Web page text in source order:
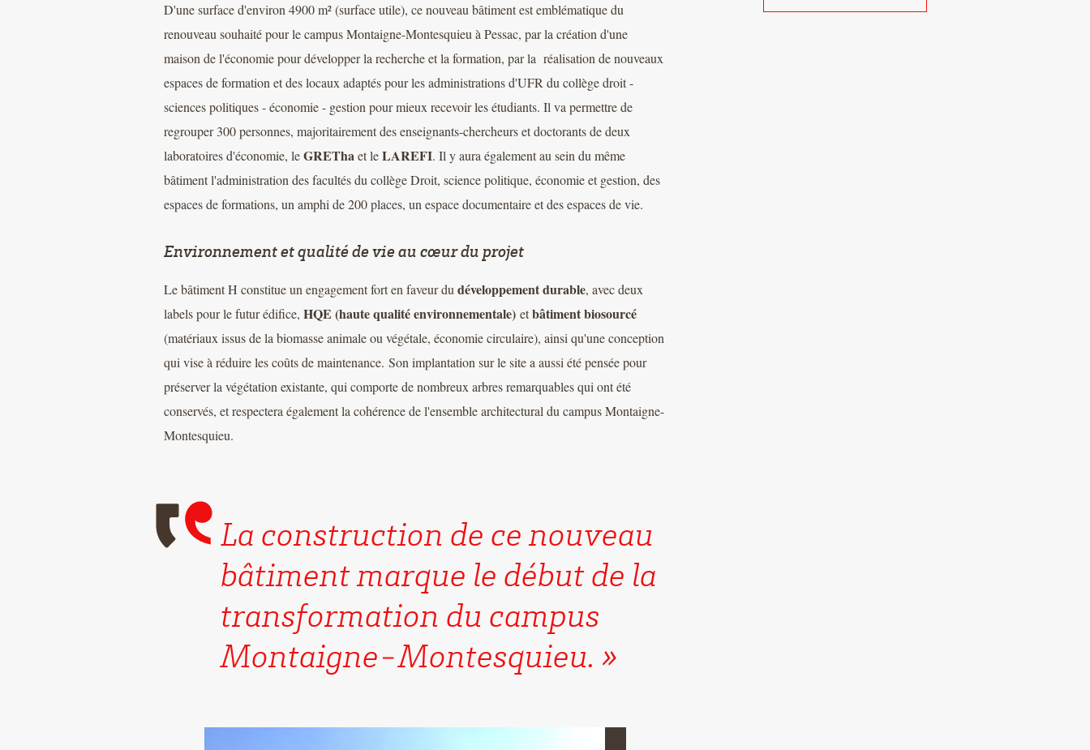
D'une surface d'environ 4900 m² (surface utile), ce nouveau bâtiment est emblématique du
renouveau souhaité pour le campus Montaigne-Montesquieu à Pessac, par la création d'une
maison de l'économie pour développer la recherche et la formation, par la réalisation de nouveaux
espaces de formation et des locaux adaptés pour les administrations d'UFR du collège droit -
sciences politiques - économie - gestion pour mieux recevoir les étudiants. Il va permettre de
regrouper 300 personnes, majoritairement des enseignants-chercheurs et doctorants de deux
laboratoires d'économie, leGREThaet leLAREFI. Il y aura également au sein du même
bâtiment l'administration des facultés du collège Droit, science politique, économie et gestion, des
espaces de formations, un amphi de 200 places, un espace documentaire et des espaces de vie.
Environnement et qualité de vie au cœur du projet
Le bâtiment H constitue un engagement fort en faveur du développement durable, avec deux
labels pour le futur édifice, HQE (haute qualité environnementale) etbâtiment biosourcé
(matériaux issus de la biomasse animale ou végétale, économie circulaire), ainsi qu'une conception
qui vise à réduire les coûts de maintenance. Son implantation sur le site a aussi été pensée pour
préserver la végétation existante, qui comporte de nombreux arbres remarquables qui ont été
conservés, et respectera également la cohérence de l'ensemble architectural du campus Montaigne-
Montesquieu.
La construction de ce nouveau
bâtiment marque le début de la
transformation du campus
Montaigne-Montesquieu.